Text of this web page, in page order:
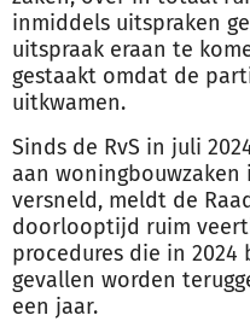
inmiddels uitspraken
uitspraak eraan te
gestaakt omdat de
uitkwamen.
Sinds de RvS in juli
aan woningbouwzaken
versneld, meldt de
doorlooptijd ruim
procedures die in
gevallen worden
een jaar.